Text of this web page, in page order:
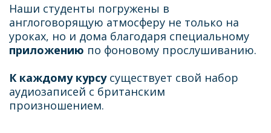
Наши студенты погружены в
англоговорящую атмосферу не только на
уроках, но и дома благодаря специальному
приложению по фоновому прослушиванию.
К каждому курсусуществует свой набор
аудиозаписей с британским
произношением.